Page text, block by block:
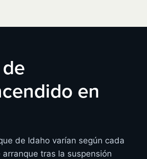
en
de Idaho varían según cada
tras la suspensión